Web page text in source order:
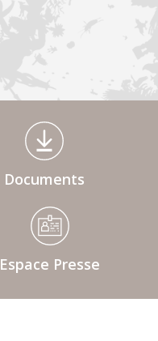
Documents
Espace Presse